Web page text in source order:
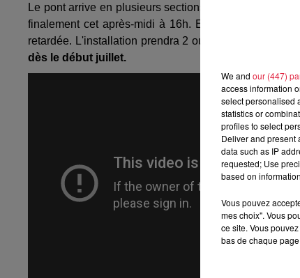
Le pont arrive en plusieurs sections de chacune 24
finalement cet après-midi à 16h. En raison de souci
retardée. L'installation prendra 2 ou 3 jours. Et bientôt
dès le début juillet.
We and our (447)
access information
select personalised
statistics or
profiles to select
Deliver and present
data such as IP
requested; Use
based on
Vous pouvez
mes choix". Vous
ce site. Vous
bas de chaque page.